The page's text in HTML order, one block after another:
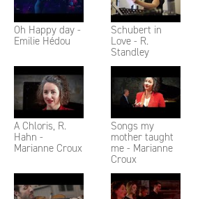
Oh Happy day -
Emilie Hédou
Schubert in
Love - R.
Standley
A Chloris, R.
Hahn -
Marianne Croux
Songs my
mother taught
me - Marianne
Croux